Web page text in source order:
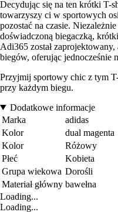
Decydując się na ten krótki T-
towarzyszy ci w sportowych
pozostać na czasie.
doświadczoną biegaczką,
Adi365 został
biegów, oferując jednocześnie
Przyjmij sportowy chic z tym
przy każdym biegu.
Dodatkowe informacje
Marka
adidas
Kolor
dual magenta
Kolor
Różowy
Płeć
Kobieta
Grupa wiekowa Dorośli
Materiał główny bawełna
Loading...
Loading...